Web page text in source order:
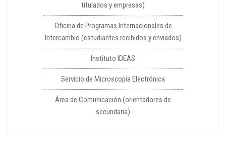
titulados y empresas)
Oficina de Programas Internacionales de
Intercambio (estudiantes recibidos y enviados)
Instituto IDEAS
Servicio de Microscopía Electrónica
Área de Comunicación (orientadores de
secundaria)